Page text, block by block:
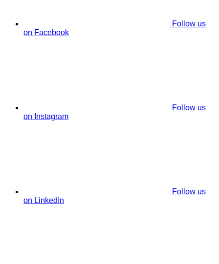
Follow us
on Facebook
Follow us
on Instagram
Follow us
on LinkedIn